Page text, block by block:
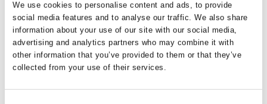
We use cookies to personalise content and ads, to provide
social media features and to analyse our traffic. We also share
information about your use of our site with our social media,
advertising and analytics partners who may combine it with
other information that you’ve provided to them or that they’ve
collected from your use of their services.